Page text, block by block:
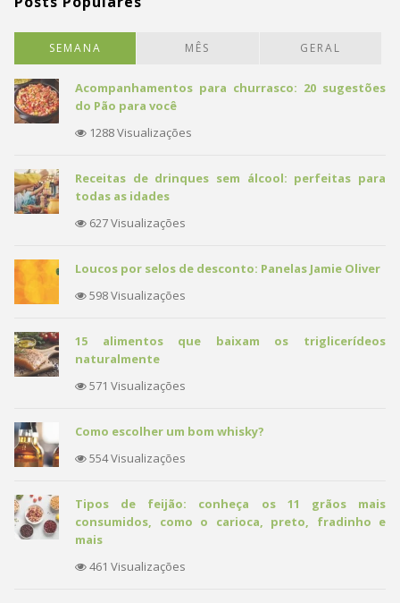
SEMANA MÊS GERAL
Acompanhamentos para churrasco: 20 sugestões
do Pão para você
1288 Visualizações
Receitas de drinques sem álcool: perfeitas para
todas as idades
627 Visualizações
Loucos por selos de desconto: Panelas Jamie Oliver
598 Visualizações
15 alimentos que baixam os triglicerídeos
naturalmente
571 Visualizações
Como escolher um bom whisky?
554 Visualizações
Tipos de feijão: conheça os 11 grãos mais
consumidos, como o carioca, preto, fradinho e
mais
461 Visualizações